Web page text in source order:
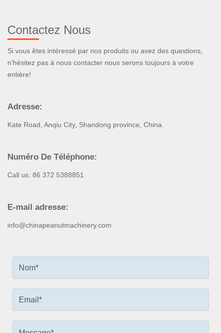
Contactez Nous
Si vous êtes intéressé par nos produits ou avez des questions,
n'hésitez pas à nous contacter nous serons toujours à votre
entière!
Adresse:
Kate Road, Anqiu City, Shandong province, China.
Numéro De Téléphone:
Call us: 86 372 5388851
E-mail adresse:
info@chinapeanutmachinery.com